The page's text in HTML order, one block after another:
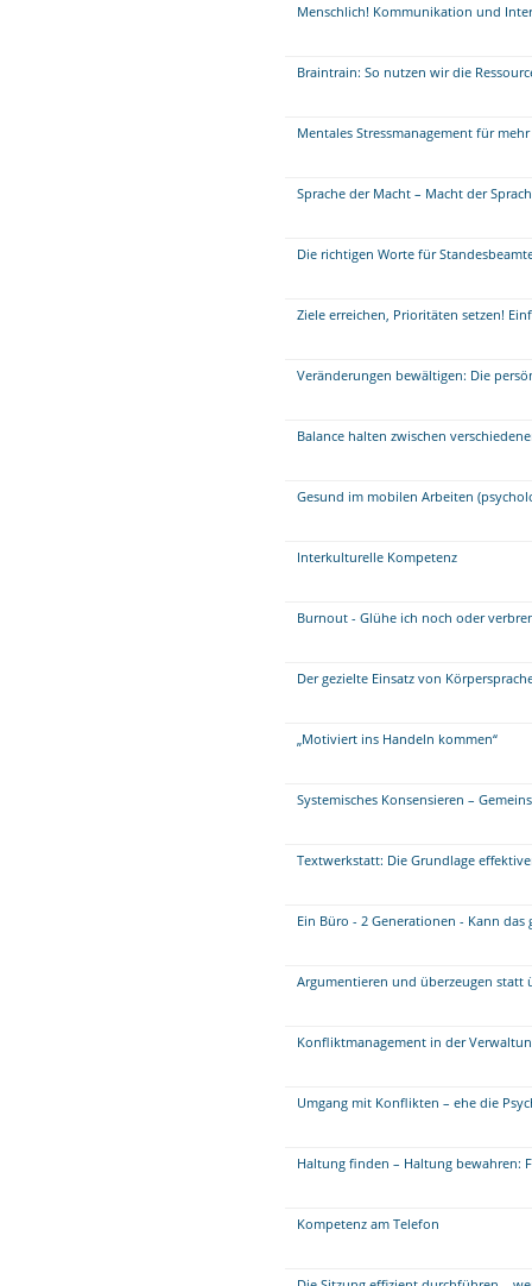
Menschlich! Kommunikation und
Braintrain: So nutzen wir die
Mentales Stressmanagement für
Sprache der Macht – Macht der
Die richtigen Worte für
Ziele erreichen, Prioritäten setzen!
Veränderungen bewältigen: Die
Balance halten zwischen
Gesund im mobilen Arbeiten
Interkulturelle Kompetenz
Burnout - Glühe ich noch oder
Der gezielte Einsatz von
„Motiviert ins Handeln kommen“
Systemisches Konsensieren –
Textwerkstatt: Die Grundlage
Ein Büro - 2 Generationen - Kann das
Argumentieren und überzeugen statt
Konfliktmanagement in der
Umgang mit Konflikten – ehe die
Haltung finden – Haltung bewahren:
Kompetenz am Telefon